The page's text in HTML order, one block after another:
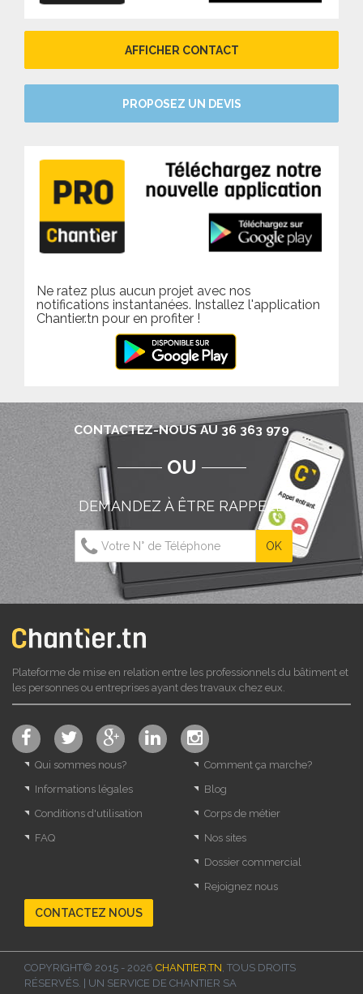
AFFICHER CONTACT
PROPOSEZ UN DEVIS
Ne ratez plus aucun projet avec nos
notifications instantanées. Installez l'application
Chantier.tn pour en profiter !
CONTACTEZ-NOUS AU 36 363 979
OU
DEMANDEZ À ÊTRE RAPPELÉ
Plateforme de mise en relation entre les professionnels du bâtiment et
les personnes ou entreprises ayant des travaux chez eux.
Qui sommes nous?
Informations légales
Conditions d'utilisation
FAQ
Comment ça marche?
Blog
Corps de métier
Nos sites
Dossier commercial
Rejoignez nous
CONTACTEZ NOUS
COPYRIGHT© 2015 - 2026 CHANTIER.TN , TOUS DROITS
RÉSERVÉS. | UN SERVICE DE CHANTIER SA